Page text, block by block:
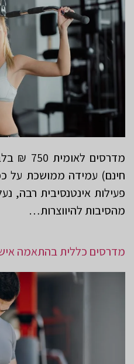
חינם) עמידה ממושכת על
פעילות אינטנסיבית רבה,
מהסיבות להיווצרות…
מדרסים כללית בהתאמה